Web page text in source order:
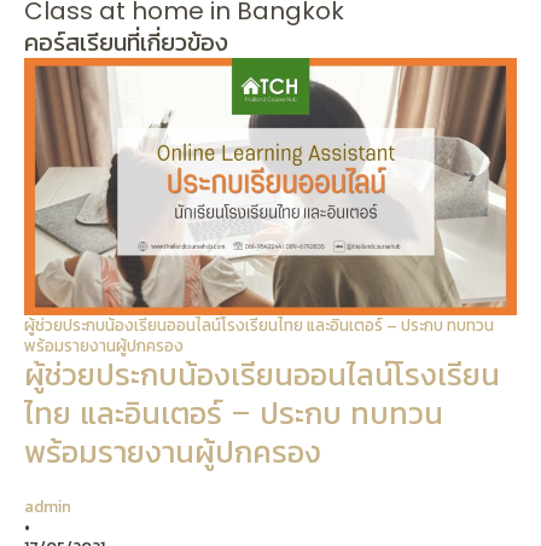
Class at home in Bangkok
คอร์สเรียนที่เกี่ยวข้อง
ผู้ช่วยประกบน้องเรียนออนไลน์โรงเรียนไทย และอินเตอร์ – ประกบ ทบทวน
พร้อมรายงานผู้ปกครอง
ผู้ช่วยประกบน้องเรียนออนไลน์โรงเรียน
ไทย และอินเตอร์ – ประกบ ทบทวน
พร้อมรายงานผู้ปกครอง
admin
•